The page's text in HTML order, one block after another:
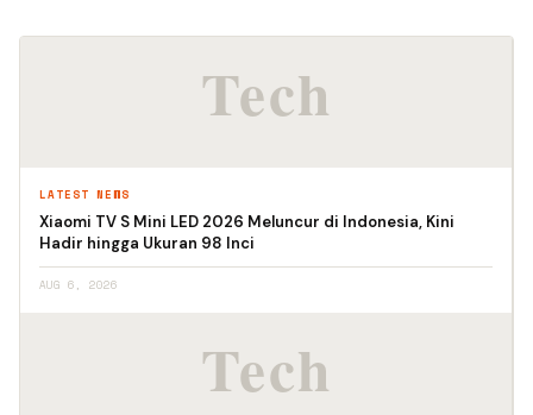
LATEST NEWS
Xiaomi TV S Mini LED 2026 Meluncur di Indonesia, Kini
Hadir hingga Ukuran 98 Inci
AUG 6, 2026